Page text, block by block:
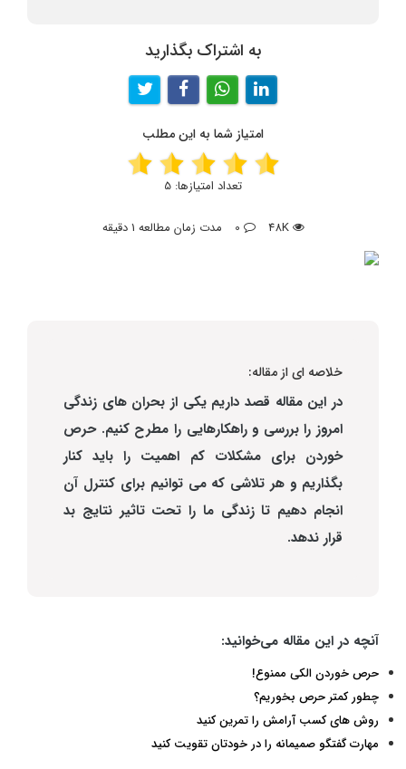
به اشتراک بگذارید
امتیاز شما به این مطلب
تعداد امتیازها: 5
48K مدت زمان مطالعه 1 دقیقه
خلاصه ای از مقاله:
در این مقاله قصد داریم یکی از بحران های زندگی
امروز را بررسی و راهکارهایی را مطرح کنیم. حرص
خوردن برای مشکلات کم اهمیت را باید کنار
بگذاریم و هر تلاشی که می توانیم برای کنترل آن
انجام دهیم تا زندگی ما را تحت تاثیر نتایج بد
قرار ندهد.
آنچه در این مقاله می‌خوانید:
حرص خوردن الکی ممنوع!
چطور کمتر حرص بخوریم؟
روش های کسب آرامش را تمرین کنید
مهارت گفتگو صمیمانه را در خودتان تقویت کنید